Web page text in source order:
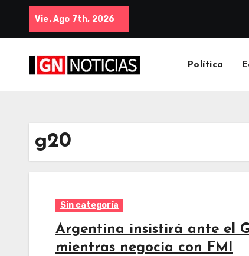
Vie. Ago 7th, 2026
Política
g20
Sin categoría
Argentina insistirá ante el
mientras negocia con FMI